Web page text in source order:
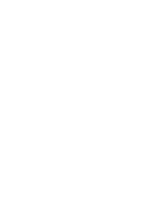
en materia de
a Real Academia
que faciliten o seu correo
información de carácter
de tratamento
e incorporados aos seus
os usuarios poderán exercer o
oposición e cancelación dos
connosco.
da política de
na imaxe: